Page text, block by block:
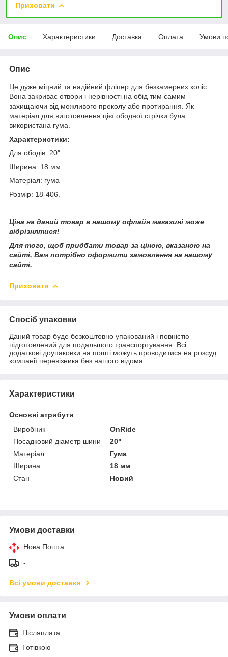
Приховати
Опис Характеристики Доставка Оплата Умови
Опис
Це дуже міцний та надійний фліпер для безкамерних коліс.
Вона закриває отвори і нерівності на обід тим самим
захищаючи від можливого проколу або протирання. Як
матеріал для виготовлення цієї ободної стрічки була
використана гума.
Характеристики:
Для ободів: 20″
Ширина: 18 мм
Матеріал: гума
Розмір: 18-406.
Ціна на даний товар в нашому офлайн магазині може
відрізнятися!
Для того, щоб придбати товар за ціною, вказаною на
сайті, Вам потрібно оформити замовлення на нашому
сайті.
Приховати
Спосіб упаковки
Даний товар буде безкоштовно упакований і повністю
підготовлений для подальшого транспортування. Всі
додаткові доупаковки на пошті можуть проводитися на розсуд
компанії перевізника без нашого відома.
Характеристики
Основні атрибути
Виробник
OnRide
Посадковий діаметр шини
20"
Матеріал
Гума
Ширина
18 мм
Стан
Новий
Умови доставки
Нова Пошта
-
Всі умови доставки
Умови оплати
Післяплата
Готівкою